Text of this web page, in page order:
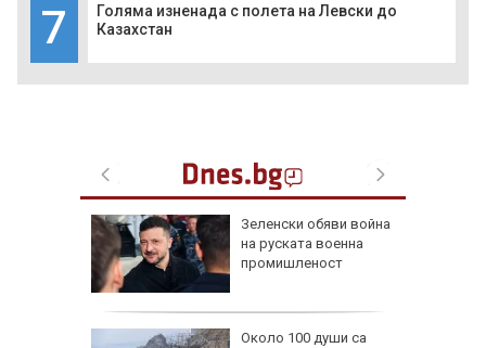
7
Голяма изненада с полета на Левски до
Казахстан
Зеленски обяви война
на руската военна
промишленост
Около 100 души са